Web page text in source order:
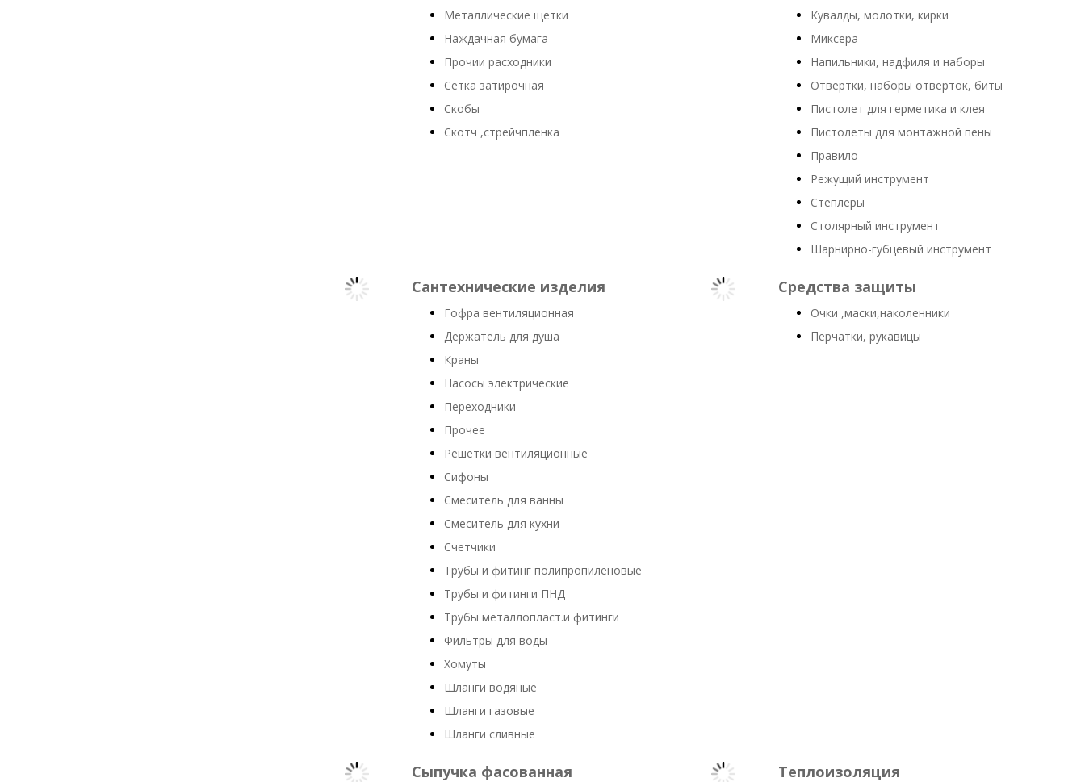
Металлические щетки
Наждачная бумага
Прочии расходники
Сетка затирочная
Скобы
Скотч ,стрейчпленка
Кувалды, молотки, кирки
Миксера
Напильники, надфиля и наборы
Отвертки, наборы отверток, биты
Пистолет для герметика и клея
Пистолеты для монтажной пены
Правило
Режущий инструмент
Степлеры
Столярный инструмент
Шарнирно-губцевый инструмент
Сантехнические изделия
Гофра вентиляционная
Держатель для душа
Краны
Насосы электрические
Переходники
Прочее
Решетки вентиляционные
Сифоны
Смеситель для ванны
Смеситель для кухни
Счетчики
Трубы и фитинг полипропиленовые
Трубы и фитинги ПНД
Трубы металлопласт.и фитинги
Фильтры для воды
Хомуты
Шланги водяные
Шланги газовые
Шланги сливные
Средства защиты
Очки ,маски,наколенники
Перчатки, рукавицы
Сыпучка фасованная Теплоизоляция